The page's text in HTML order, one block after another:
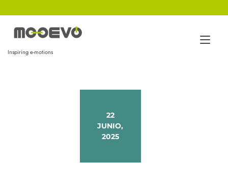
al
Inspiring e-motions
22
JUNIO,
2025